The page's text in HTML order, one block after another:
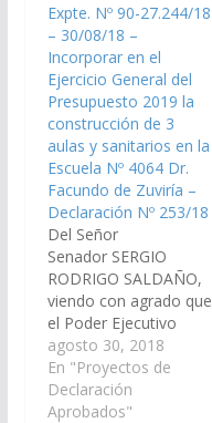
Expte. Nº 90-27.244/18
– 30/08/18 –
Incorporar en el
Ejercicio General del
Presupuesto 2019 la
construcción de 3
aulas y sanitarios en la
Escuela Nº 4064 Dr.
Facundo de Zuviría –
Declaración Nº 253/18
Del Señor
Senador SERGIO
RODRIGO SALDAÑO,
viendo con agrado que
el Poder Ejecutivo
Provincial; incorpore en
el Ejercicio General del
Presupuesto 2019 la
construcción de 3
agosto 30, 2018
En "Proyectos de
Declaración
Aprobados"